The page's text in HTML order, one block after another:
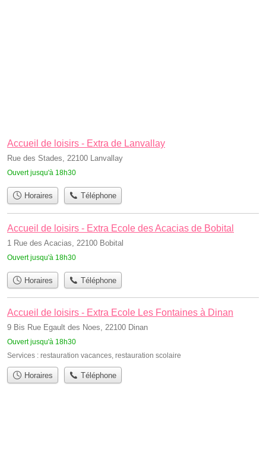
Accueil de loisirs - Extra de Lanvallay
Rue des Stades, 22100 Lanvallay
Ouvert jusqu'à 18h30
Horaires Téléphone
Accueil de loisirs - Extra Ecole des Acacias de Bobital
1 Rue des Acacias, 22100 Bobital
Ouvert jusqu'à 18h30
Horaires Téléphone
Accueil de loisirs - Extra Ecole Les Fontaines à Dinan
9 Bis Rue Egault des Noes, 22100 Dinan
Ouvert jusqu'à 18h30
Services : restauration vacances, restauration scolaire
Horaires Téléphone